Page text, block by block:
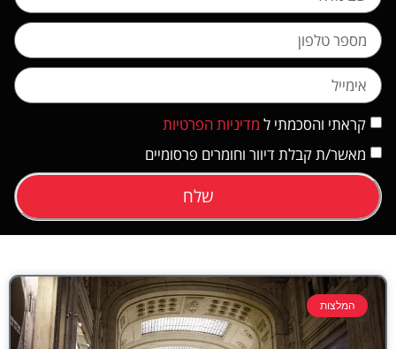
קראתי והסכמתי ל מדיניות הפרטיות
מאשר/ת קבלת דיוור וחומרים פרסומיים
שלח
המלצות